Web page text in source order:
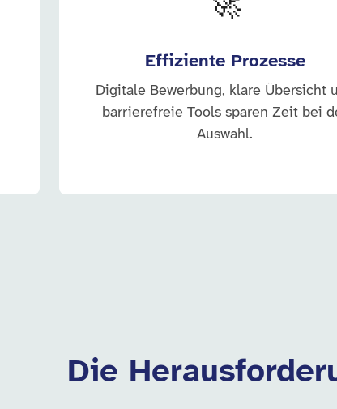
Effiziente Prozesse
Digitale Bewerbung, klare Übersicht
barrierefreie Tools sparen Zeit bei
Auswahl.
Die